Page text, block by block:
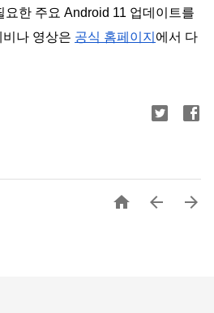
한 주요 Android 11 업데이트를
나 영상은 공식 홈페이지 에서 다
  